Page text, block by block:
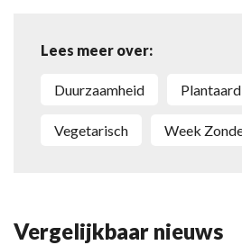
Lees meer over:
Duurzaamheid
Vegetarisch Week
Vergelijkbaar nieuws